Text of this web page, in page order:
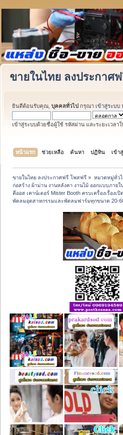
ขายในไทย ลงประกาศ
ยินดีต้อนรับคุณ, บุคคลทั่วไป กรุณา เข้าสู่ระบบ
เข้าสู่ระบบด้วยชื่อผู้ใช้ รหัสผ่าน และระยะเวลา
หน้าแรก ช่วยเหลือ ค้นหา ปฏิทิน เข้า
ขายในไทย ลงประกาศฟรี โพสฟรี » หมวดหมู่ทั่ว
ก่อสร้าง ผ้าม่าน งานหลังคา งานไม้ ออกแบบภาย
คีออส เคาน์เตอร์ Mister Booth ครบเครื่องเรื่องเ
พัดลมอุตสาหกรรมและพัดลมฟาร์มทุกขนาด 20-